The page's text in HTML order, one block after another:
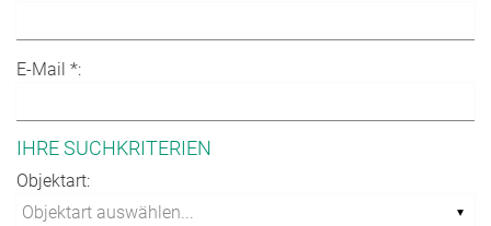
E-Mail *:
IHRE SUCHKRITERIEN
Objektart: